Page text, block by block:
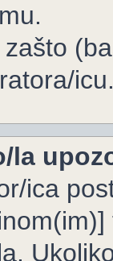
la
ica